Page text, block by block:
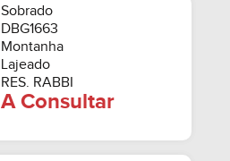
Sobrado
DBG1663
Montanha
Lajeado
RES. RABBI
A Consultar